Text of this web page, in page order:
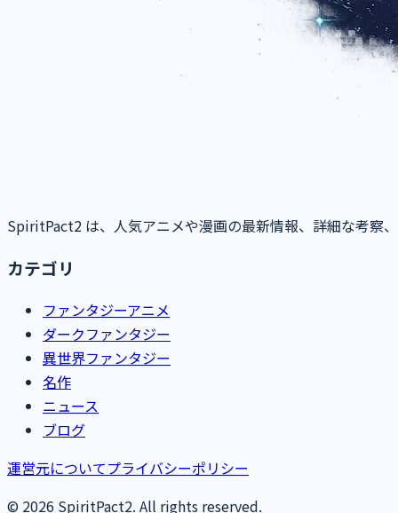
SpiritPact2 は、人気アニメや漫画の最新情報、詳細な考察
カテゴリ
ファンタジーアニメ
ダークファンタジー
異世界ファンタジー
名作
ニュース
ブログ
運営元についてプライバシーポリシー
© 2026 SpiritPact2. All rights reserved.